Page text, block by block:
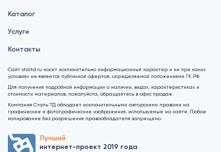
Каталог
Услуги
Контакты
Сайт staltd.ru носит исключительно информационный характер и ни при каких
условиях не является публичной офертой, определяемой положениями ГК РФ.
Для получения подробной информации о наличии, видах, характеристиках и
стоимости материалов, пожалуйста, обращайтесь в офис продаж.
Компания Сталь ТД обладает исключительными авторскими правами на
графические и фотографические изображения, используемые на сайте. Любое
копирование без разрешения правообладателя запрещено
Лучший
интернет-проект 2019 года